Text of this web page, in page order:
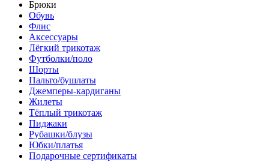
Брюки
Обувь
Флис
Аксессуары
Лёгкий трикотаж
Футболки/поло
Шорты
Пальто/бушлаты
Джемперы-кардиганы
Жилеты
Тёплый трикотаж
Пиджаки
Рубашки/блузы
Юбки/платья
Подарочные сертификаты